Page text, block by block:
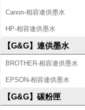
Canon-相容連供墨水
HP-相容連供墨水
【G&G】連供墨水
BROTHER-相容連供墨水
EPSON-相容連供墨水
【G&G】碳粉匣